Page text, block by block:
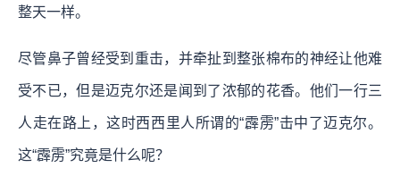
整天一样。
尽管鼻子曾经受到重击，并牵扯到整张棉布的神经让他难
受不已，但是迈克尔还是闻到了浓郁的花香。他们一行三
人走在路上，这时西西里人所谓的“霹雳”击中了迈克尔。
这“霹雳”究竟是什么呢？